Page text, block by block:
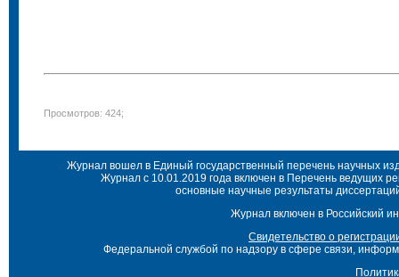
Просмотров: 424;
Журнал вошел в Единый государственный перечень научных
Журнал с 10.01.2019 года включен в Перечень ведущих
основные научные результаты
Журнал включен в Российский
Свидетельство о
Федеральной службой по надзору в сфере связи,